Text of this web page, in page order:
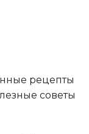
рецепты
советы